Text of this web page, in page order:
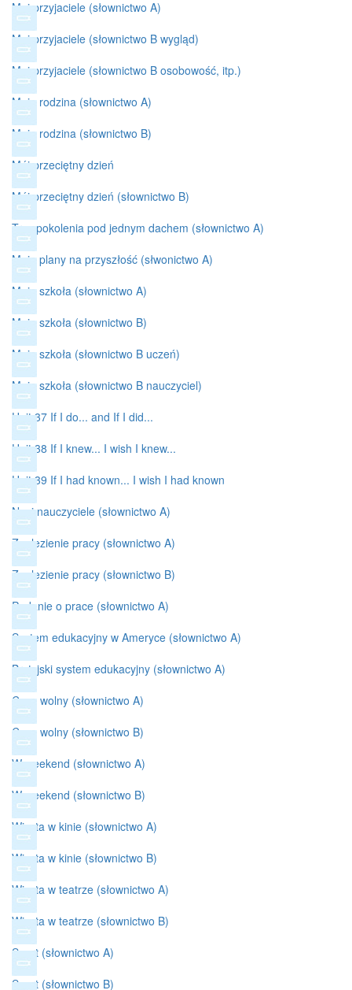
Moi przyjaciele (słownictwo A)
Moi przyjaciele (słownictwo B wygląd)
Moi przyjaciele (słownictwo B osobowość, itp.)
Moja rodzina (słownictwo A)
Moja rodzina (słownictwo B)
Mój przeciętny dzień
Mój przeciętny dzień (słownictwo B)
Trzy pokolenia pod jednym dachem (słownictwo A)
Moje plany na przyszłość (słwonictwo A)
Moja szkoła (słownictwo A)
Moja szkoła (słownictwo B)
Moja szkoła (słownictwo B uczeń)
Moja szkoła (słownictwo B nauczyciel)
Unit 37 If I do... and If I did...
Unit 38 If I knew... I wish I knew...
Unit 39 If I had known... I wish I had known
Nasi nauczyciele (słownictwo A)
Znalezienie pracy (słownictwo A)
Znalezienie pracy (słownictwo B)
Podanie o prace (słownictwo A)
System edukacyjny w Ameryce (słownictwo A)
Brytyjski system edukacyjny (słownictwo A)
Czas wolny (słownictwo A)
Czas wolny (słownictwo B)
W weekend (słownictwo A)
W weekend (słownictwo B)
Wizyta w kinie (słownictwo A)
Wizyta w kinie (słownictwo B)
Wizyta w teatrze (słownictwo A)
Wizyta w teatrze (słownictwo B)
Sport (słownictwo A)
Sport (słownictwo B)